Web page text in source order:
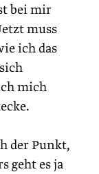
bei mir
muss
ich das
mich
der Punkt,
geht es ja